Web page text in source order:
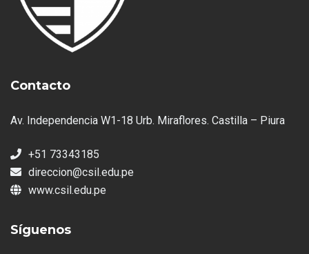
Contacto
Av. Independencia W1-18 Urb. Miraflores. Castilla – Piura
+51 73343185
direccion@csil.edu.pe
www.csil.edu.pe
Síguenos